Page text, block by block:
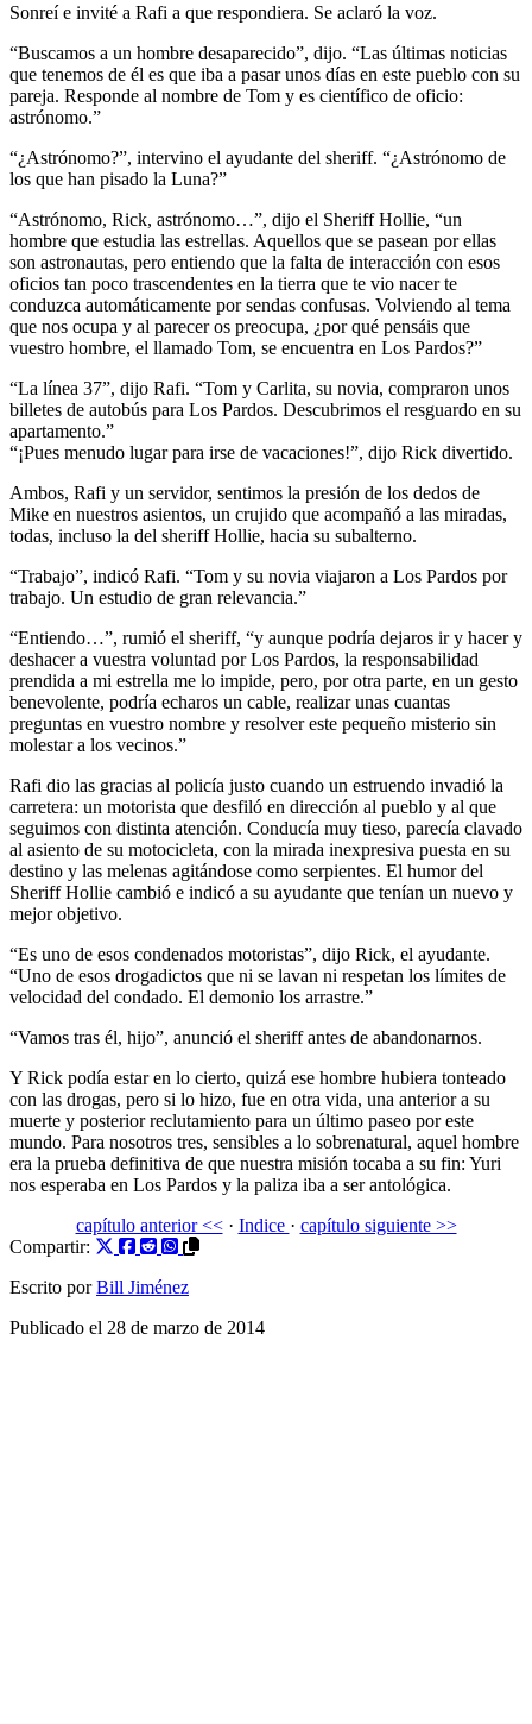
Sonreí e invité a Rafi a que respondiera. Se aclaró la voz.
“Buscamos a un hombre desaparecido”, dijo. “Las últimas noticias
que tenemos de él es que iba a pasar unos días en este pueblo con su
pareja. Responde al nombre de Tom y es científico de oficio:
astrónomo.”
“¿Astrónomo?”, intervino el ayudante del sheriff. “¿Astrónomo de
los que han pisado la Luna?”
“Astrónomo, Rick, astrónomo…”, dijo el Sheriff Hollie, “un
hombre que estudia las estrellas. Aquellos que se pasean por ellas
son astronautas, pero entiendo que la falta de interacción con esos
oficios tan poco trascendentes en la tierra que te vio nacer te
conduzca automáticamente por sendas confusas. Volviendo al tema
que nos ocupa y al parecer os preocupa, ¿por qué pensáis que
vuestro hombre, el llamado Tom, se encuentra en Los Pardos?”
“La línea 37”, dijo Rafi. “Tom y Carlita, su novia, compraron unos
billetes de autobús para Los Pardos. Descubrimos el resguardo en su
apartamento.”
“¡Pues menudo lugar para irse de vacaciones!”, dijo Rick divertido.
Ambos, Rafi y un servidor, sentimos la presión de los dedos de
Mike en nuestros asientos, un crujido que acompañó a las miradas,
todas, incluso la del sheriff Hollie, hacia su subalterno.
“Trabajo”, indicó Rafi. “Tom y su novia viajaron a Los Pardos por
trabajo. Un estudio de gran relevancia.”
“Entiendo…”, rumió el sheriff, “y aunque podría dejaros ir y hacer y
deshacer a vuestra voluntad por Los Pardos, la responsabilidad
prendida a mi estrella me lo impide, pero, por otra parte, en un gesto
benevolente, podría echaros un cable, realizar unas cuantas
preguntas en vuestro nombre y resolver este pequeño misterio sin
molestar a los vecinos.”
Rafi dio las gracias al policía justo cuando un estruendo invadió la
carretera: un motorista que desfiló en dirección al pueblo y al que
seguimos con distinta atención. Conducía muy tieso, parecía clavado
al asiento de su motocicleta, con la mirada inexpresiva puesta en su
destino y las melenas agitándose como serpientes. El humor del
Sheriff Hollie cambió e indicó a su ayudante que tenían un nuevo y
mejor objetivo.
“Es uno de esos condenados motoristas”, dijo Rick, el ayudante.
“Uno de esos drogadictos que ni se lavan ni respetan los límites de
velocidad del condado. El demonio los arrastre.”
“Vamos tras él, hijo”, anunció el sheriff antes de abandonarnos.
Y Rick podía estar en lo cierto, quizá ese hombre hubiera tonteado
con las drogas, pero si lo hizo, fue en otra vida, una anterior a su
muerte y posterior reclutamiento para un último paseo por este
mundo. Para nosotros tres, sensibles a lo sobrenatural, aquel hombre
era la prueba definitiva de que nuestra misión tocaba a su fin: Yuri
nos esperaba en Los Pardos y la paliza iba a ser antológica.
capítulo anterior <<· Indice · capítulo siguiente >>
Compartir:
Escrito por Bill Jiménez
Publicado el 28 de marzo de 2014